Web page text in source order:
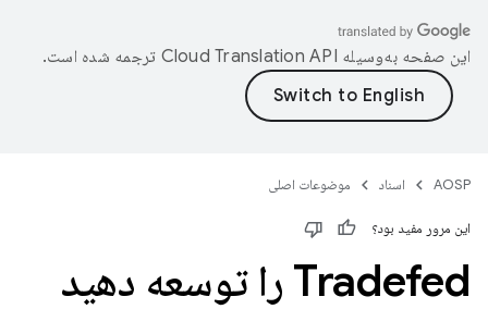
این صفحه به‌وسیله ترجمه شده است.
AOSP اسناد موضوعات اصلی
این مرور مفید بود؟
Tradefed را توسعه دهید